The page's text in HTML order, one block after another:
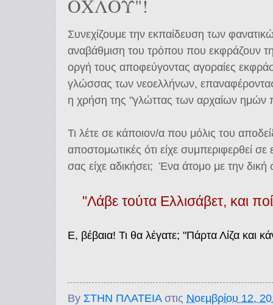
ΟΧΛΟΥ"!
Συνεχίζουμε την εκπαίδευση των
αναβάθμιση του τρόπου που εκφράζουν
οργή τους αποφεύγοντας αγοραίες
γλώσσας των νεοελλήνων,
η χρήση της "γλώττας των αρχαίων ημών
Τι λέτε σε κάποιον/α που μόλις του
αποστομωτικές ότι είχε συμπεριφερθεί
σας είχε αδικήσει; Ένα άτομο με την δική
"Λάβε τούτα Ελλισάβετ, και
Ε, βέβαια! Τι θα λέγατε; "Πάρτα Λίζα και
By ΣΤΗΝ ΠΛΑΤΕΙΑ στις Νοεμβρίου 12,